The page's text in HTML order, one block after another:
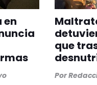
en
que
Por